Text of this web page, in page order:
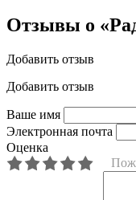
Отзывы о
Добавить отзыв
Добавить отзыв
Ваше имя
Электронная почта
Оценка